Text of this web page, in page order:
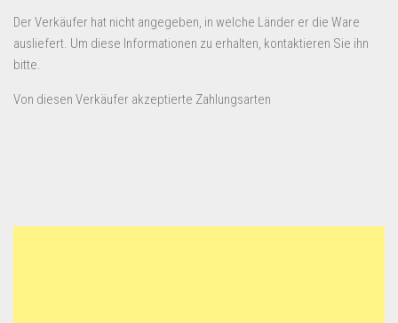
Der Verkäufer hat nicht angegeben, in welche Länder er die Ware
ausliefert. Um diese Informationen zu erhalten, kontaktieren Sie ihn
bitte.
Von diesen Verkäufer akzeptierte Zahlungsarten